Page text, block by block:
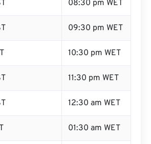
08:30 pm WET
09:30 pm WET
10:30 pm WET
11:30 pm WET
12:30 am WET
01:30 am WET